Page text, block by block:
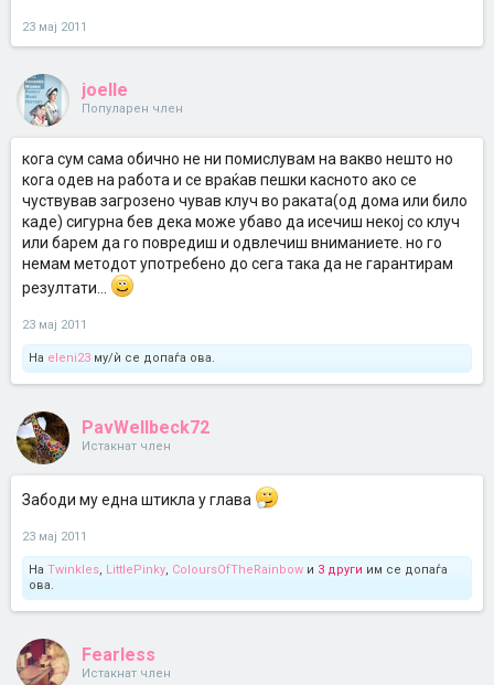
23 мај 2011
joelle
Популарен член
кога сум сама обично не ни помислувам на вакво нешто но
кога одев на работа и се враќав пешки касното ако се
чуствував загрозено чував клуч во раката(од дома или било
каде) сигурна бев дека може убаво да исечиш некој со клуч
или барем да го повредиш и одвлечиш вниманиете. но го
немам методот употребено до сега така да не гарантирам
резултати...
23 мај 2011
На eleni23 му/ѝ се допаѓа ова.
PavWellbeck72
Истакнат член
Забоди му една штикла у глава
23 мај 2011
На Twinkles, LittlePinky, ColoursOfTheRainbow и 3 други им се допаѓа
ова.
Fearless
Истакнат член